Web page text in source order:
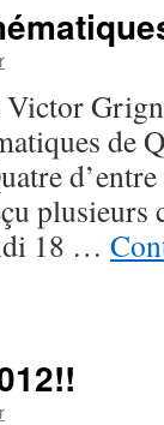
de
plusieurs
18 …